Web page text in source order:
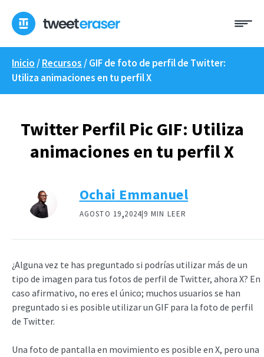
contenido
Inicio /Recursos /GIF de foto de perfil de Twitter:
Utiliza animaciones en tu perfil X
Twitter Perfil Pic GIF: Utiliza
animaciones en tu perfil X
Ochai Emmanuel
AGOSTO 19,2024|9 MIN LEER
¿Alguna vez te has preguntado si podrías utilizar más de un
tipo de imagen para tus fotos de perfil de Twitter, ahora X? En
caso afirmativo, no eres el único; muchos usuarios se han
preguntado si es posible utilizar un GIF para la foto de perfil
de Twitter.
Una foto de pantalla en movimiento es posible en X, pero una